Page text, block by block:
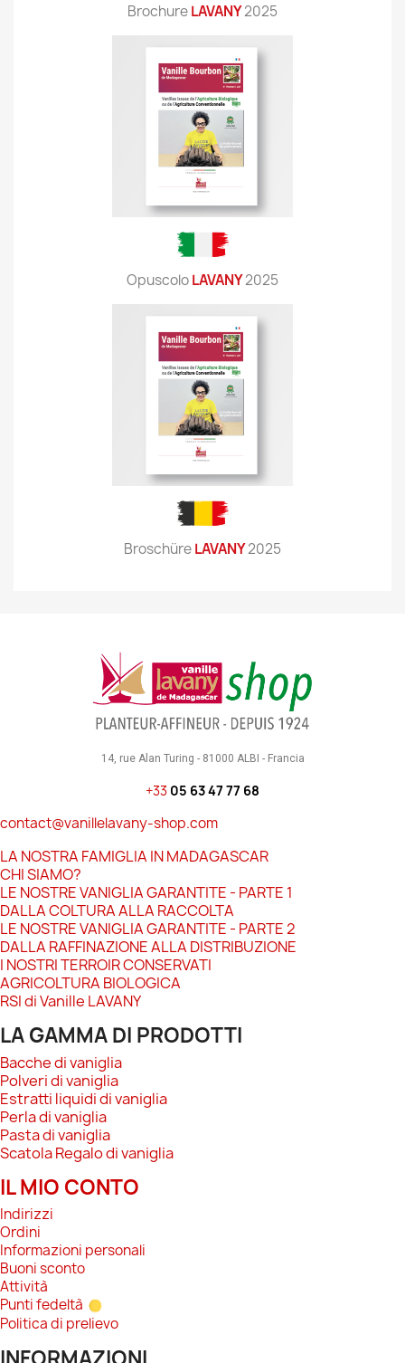
BrochureLAVANY2025
OpuscoloLAVANY2025
BroschüreLAVANY2025
14, rue Alan Turing - 81000 ALBI - Francia
+33 05 63 47 77 68
contact@vanillelavany-shop.com
LA NOSTRA FAMIGLIA IN MADAGASCAR
CHI SIAMO?
LE NOSTRE VANIGLIA GARANTITE - PARTE 1
DALLA COLTURA ALLA RACCOLTA
LE NOSTRE VANIGLIA GARANTITE - PARTE 2
DALLA RAFFINAZIONE ALLA DISTRIBUZIONE
I NOSTRI TERROIR CONSERVATI
AGRICOLTURA BIOLOGICA
RSI di Vanille LAVANY
LA GAMMA DI PRODOTTI
Bacche di vaniglia
Polveri di vaniglia
Estratti liquidi di vaniglia
Perla di vaniglia
Pasta di vaniglia
Scatola Regalo di vaniglia
IL MIO CONTO
Indirizzi
Ordini
Informazioni personali
Buoni sconto
Attività
Punti fedeltà
Politica di prelievo